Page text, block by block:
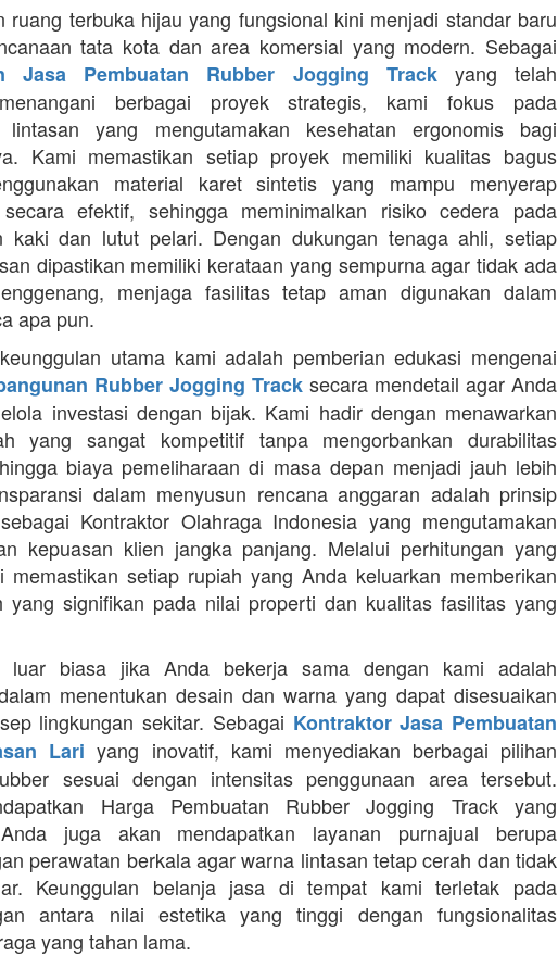
ruang terbuka hijau yang fungsional kini menjadi standar baru
tata kota dan area komersial yang modern. Sebagai
Jasa Pembuatan Rubber Jogging Trackyang telah
berbagai proyek strategis, kami fokus pada
lintasan yang mengutamakan kesehatan ergonomis bagi
Kami memastikan setiap proyek memiliki kualitas bagus
material karet sintetis yang mampu menyerap
efektif, sehingga meminimalkan risiko cedera pada
kaki dan lutut pelari. Dengan dukungan tenaga ahli, setiap
dipastikan memiliki kerataan yang sempurna agar tidak ada
menjaga fasilitas tetap aman digunakan dalam
apa pun.
utama kami adalah pemberian edukasi mengenai
Rubber Jogging Track secara mendetail agar Anda
investasi dengan bijak. Kami hadir dengan menawarkan
yang sangat kompetitif tanpa mengorbankan durabilitas
biaya pemeliharaan di masa depan menjadi jauh lebih
dalam menyusun rencana anggaran adalah prinsip
Kontraktor Olahraga Indonesia yang mengutamakan
kepuasan klien jangka panjang. Melalui perhitungan yang
memastikan setiap rupiah yang Anda keluarkan memberikan
yang signifikan pada nilai properti dan kualitas fasilitas yang
luar biasa jika Anda bekerja sama dengan kami adalah
menentukan desain dan warna yang dapat disesuaikan
lingkungan sekitar. Sebagai Kontraktor Jasa Pembuatan
Lari yang inovatif, kami menyediakan berbagai pilihan
sesuai dengan intensitas penggunaan area tersebut.
Harga Pembuatan Rubber Jogging Track yang
juga akan mendapatkan layanan purnajual berupa
perawatan berkala agar warna lintasan tetap cerah dan tidak
Keunggulan belanja jasa di tempat kami terletak pada
antara nilai estetika yang tinggi dengan fungsionalitas
yang tahan lama.